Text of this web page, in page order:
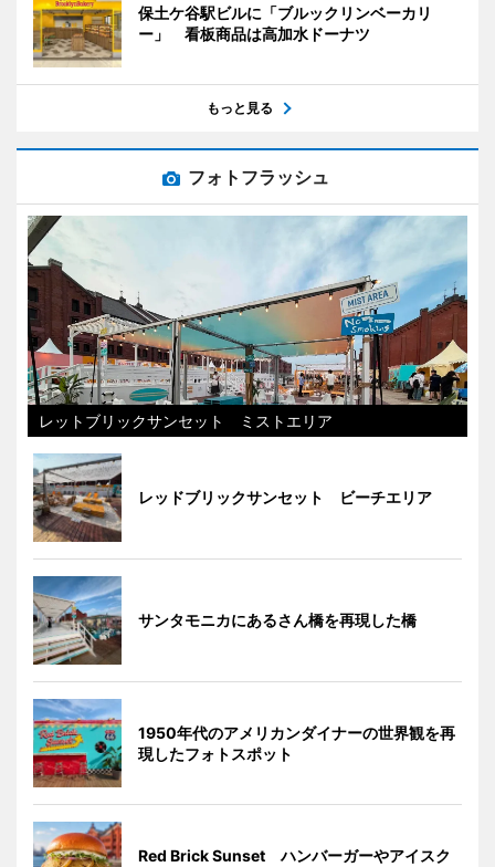
保土ケ谷駅ビルに「ブルックリンベーカリ
ー」 看板商品は高加水ドーナツ
もっと見る
フォトフラッシュ
レットブリックサンセット ミストエリア
レッドブリックサンセット ビーチエリア
サンタモニカにあるさん橋を再現した橋
1950年代のアメリカンダイナーの世界観を再
現したフォトスポット
Red Brick Sunset ハンバーガーやアイスク